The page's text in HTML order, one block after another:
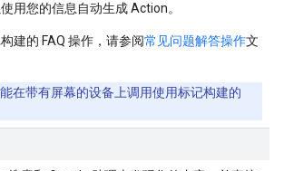
用您的信息自动生成 Action。
建的 FAQ 操作，请参阅常见问题解答操作文
能在带有屏幕的设备上调用使用标记构建的